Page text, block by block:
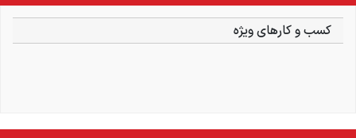
کسب و کارهای ویژه